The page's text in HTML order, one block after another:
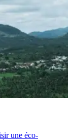
une éco-